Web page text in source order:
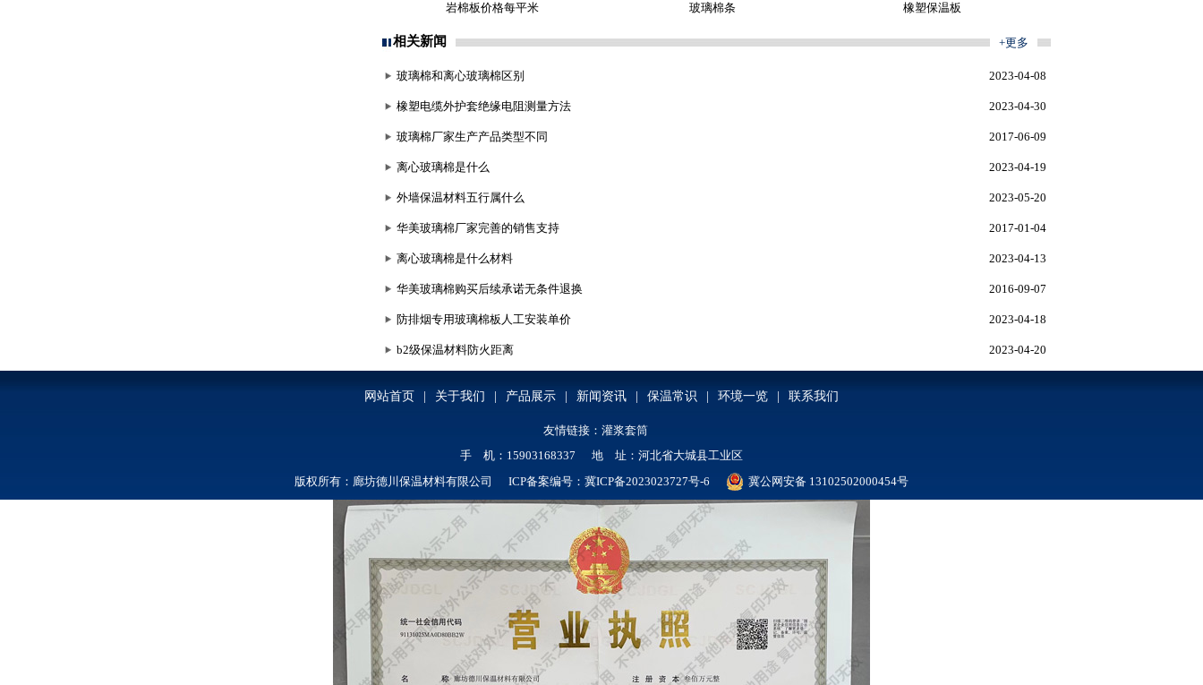
岩棉板价格每平米 玻璃棉条 橡塑保温板
相关新闻 +更多
2023-04-08
玻璃棉和离心玻璃棉区别
2023-04-30
橡塑电缆外护套绝缘电阻测量方法
2017-06-09
玻璃棉厂家生产产品类型不同
2023-04-19
离心玻璃棉是什么
2023-05-20
外墙保温材料五行属什么
2017-01-04
华美玻璃棉厂家完善的销售支持
2023-04-13
离心玻璃棉是什么材料
2016-09-07
华美玻璃棉购买后续承诺无条件退换
2023-04-18
防排烟专用玻璃棉板人工安装单价
2023-04-20
b2级保温材料防火距离
网站首页 关于我们 产品展示 新闻资讯 保温常识 环境一览 联系我们
友情链接： 灌浆套筒
手 机：15903168337 地 址：河北省大城县工业区
版权所有：廊坊德川保温材料有限公司 ICP备案编号： 冀ICP备2023023727号-6 冀公网安备 13102502000454号